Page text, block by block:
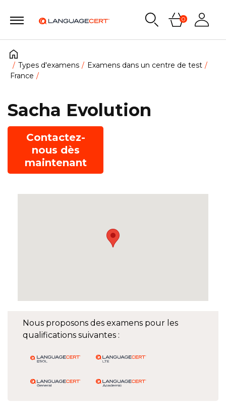
0
Types d'examens
Examens dans un centre de test
France
Nous proposons des examens pour les
qualifications suivantes :
Sacha Evolution
Contactez-
nous dès
maintenant